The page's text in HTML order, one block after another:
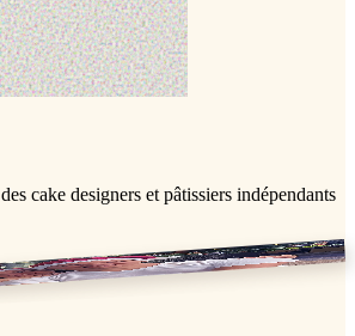
des cake designers et pâtissiers indépendants